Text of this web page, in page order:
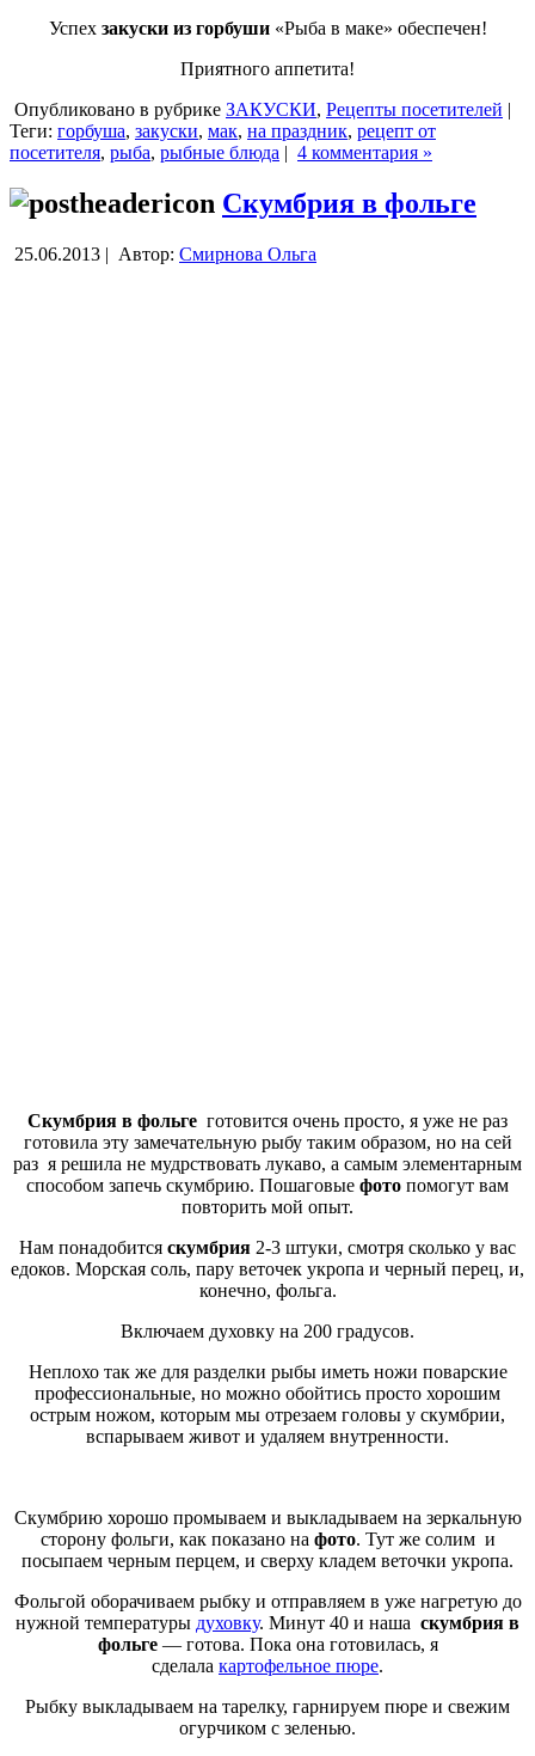
Успех закуски из горбуши«Рыба в маке» обеспечен!
Приятного аппетита!
Опубликовано в рубрике ЗАКУСКИ, Рецепты посетителей |
Теги: горбуша, закуски, мак, на праздник, рецепт от
посетителя, рыба, рыбные блюда | 4 комментария »
Скумбрия в фольге
25.06.2013 | Автор: Смирнова Ольга
Скумбрия в фольге готовится очень просто, я уже не раз
готовила эту замечательную рыбу таким образом, но на сей
раз я решила не мудрствовать лукаво, а самым элементарным
способом запечь скумбрию. Пошаговые фото помогут вам
повторить мой опыт.
Нам понадобится скумбрия 2-3 штуки, смотря сколько у вас
едоков. Морская соль, пару веточек укропа и черный перец, и,
конечно, фольга.
Включаем духовку на 200 градусов.
Неплохо так же для разделки рыбы иметь ножи поварские
профессиональные, но можно обойтись просто хорошим
острым ножом, которым мы отрезаем головы у скумбрии,
вспарываем живот и удаляем внутренности.
Скумбрию хорошо промываем и выкладываем на зеркальную
сторону фольги, как показано на фото. Тут же солим и
посыпаем черным перцем, и сверху кладем веточки укропа.
Фольгой оборачиваем рыбку и отправляем в уже нагретую до
нужной температуры духовку. Минут 40 и наша скумбрия в
фольге— готова. Пока она готовилась, я
сделала картофельное пюре.
Рыбку выкладываем на тарелку, гарнируем пюре и свежим
огурчиком с зеленью.